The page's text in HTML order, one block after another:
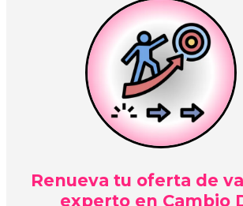
Renueva tu oferta de
experto en Cambio